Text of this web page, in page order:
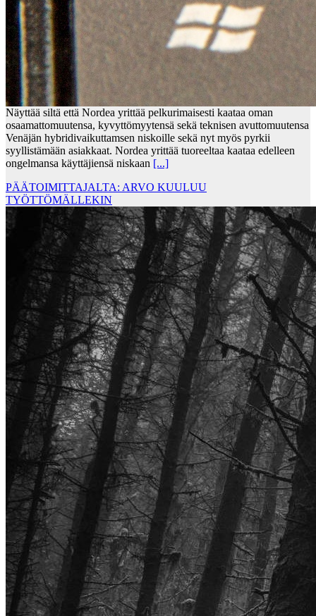
Näyttää siltä että Nordea yrittää pelkurimaisesti kaataa oman
osaamattomuutensa, kyvyttömyytensä sekä teknisen avuttomuutensa
Venäjän hybridivaikuttamsen niskoille sekä nyt myös pyrkii
syyllistämään asiakkaat. Nordea yrittää tuoreeltaa kaataa edelleen
ongelmansa käyttäjiensä niskaan [...]
PÄÄTOIMITTAJALTA: ARVO KUULUU
TYÖTTÖMÄLLEKIN